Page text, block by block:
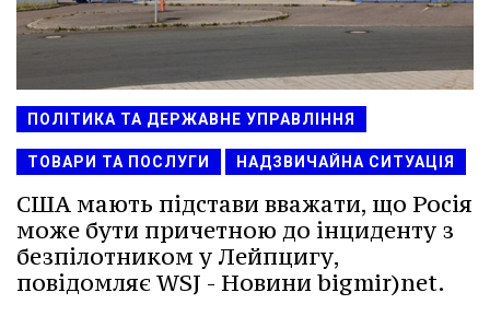
ПОЛІТИКА ТА ДЕРЖАВНЕ УПРАВЛІННЯ
ТОВАРИ ТА ПОСЛУГИ НАДЗВИЧАЙНА СИТУАЦІЯ
США мають підстави вважати, що Росія
може бути причетною до інциденту з
безпілотником у Лейпцигу,
повідомляє WSJ - Новини bigmir)net.